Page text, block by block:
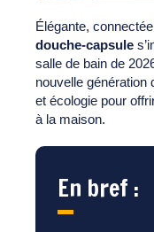
Élégante,
douche-capsule
salle de bain de
nouvelle génération
et écologie pour
à la maison.
En bref :